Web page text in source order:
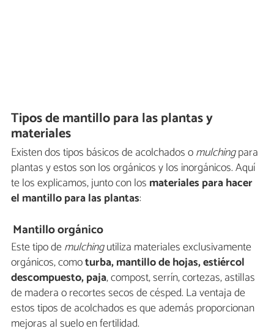
Tipos de mantillo para las plantas y
materiales
Existen dos tipos básicos de acolchados omulchingpara
plantas y estos son los orgánicos y los inorgánicos. Aquí
te los explicamos, junto con los materiales para hacer
el mantillo para las plantas:
Mantillo orgánico
Este tipo demulchingutiliza materiales exclusivamente
orgánicos, comoturba, mantillo de hojas, estiércol
descompuesto, paja, compost, serrín, cortezas, astillas
de madera o recortes secos de césped. La ventaja de
estos tipos de acolchados es que además proporcionan
mejoras al suelo en fertilidad.